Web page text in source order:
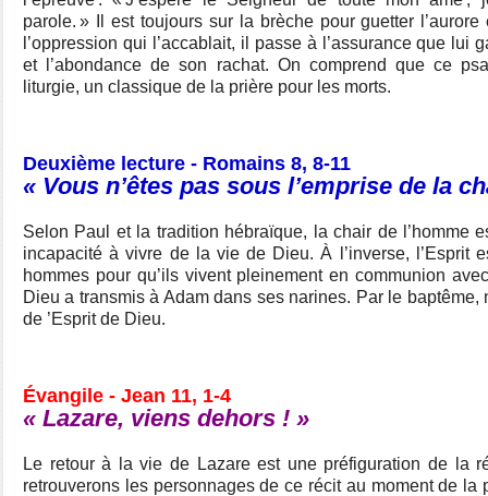
parole. » Il est toujours sur la brèche pour guetter
l’oppression qui l’accablait, il passe à l’assurance que lui
et l’abondance de son rachat. On comprend que ce
liturgie, un classique de la prière pour les morts.
Deuxième lecture - Romains 8, 8-11
« Vous n’êtes pas sous l’emprise de la
Selon Paul et la tradition hébraïque, la chair de l’homme
incapacité à vivre de la vie de Dieu. À l’inverse, l’Esprit
hommes pour qu’ils vivent pleinement en communion
Dieu a transmis à Adam dans ses narines. Par le
de ’Esprit de Dieu.
Évangile - Jean 11, 1-4
« Lazare, viens dehors ! »
Le retour à la vie de Lazare est une préfiguration de la
retrouverons les personnages de ce récit au moment de la